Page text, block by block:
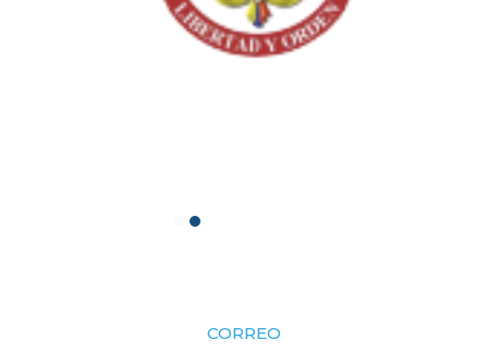
CORREO